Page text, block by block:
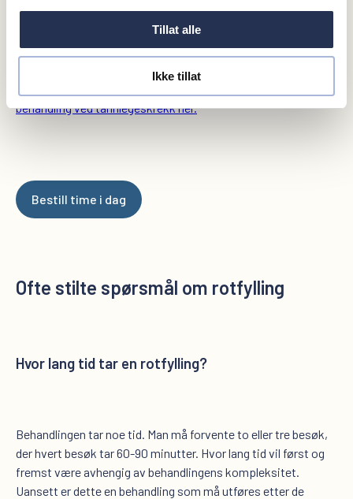
Tillat alle
Ikke tillat
I enkelte tilfeller, for eksempel ved tannlegeskrekk
(odontofobi), kan også behandling med beroligende
behandling ved tannlegeskrekk her.
Bestill time i dag
Ofte stilte spørsmål om rotfylling
Hvor lang tid tar en rotfylling?
Behandlingen tar noe tid. Man må forvente to eller tre besøk,
der hvert besøk tar 60-90 minutter. Hvor lang tid vil først og
fremst være avhengig av behandlingens kompleksitet.
Uansett er dette en behandling som må utføres etter de